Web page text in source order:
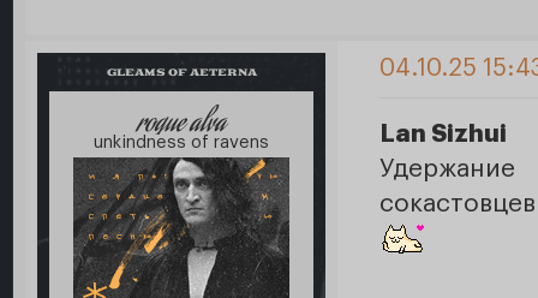
GLEAMS OF AETERNA
roque alva
unkindness of ravens
04.10.25
Lan Sizhui